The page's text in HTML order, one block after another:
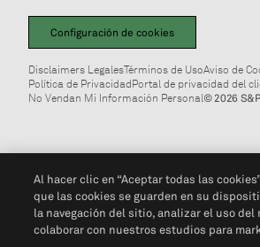
Configuración de cookies
Disclaimers LegalesTérminos de UsoAviso de
Política de PrivacidadPortal de privacidad del
No Vendan Mi Información Personal© 2026
Al hacer clic en “Aceptar todas las
que las cookies se guarden en su
la navegación del sitio, analizar el uso del
colaborar con nuestros estudios para